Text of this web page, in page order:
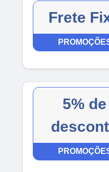
Frete
5% de